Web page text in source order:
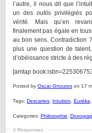
l’autre, il nous dit que
un des outils privilégiés
vérité. Mais qu’en
finalement pas égale en
au bon sens. Contradiction
plus une question de
d’obéissance stricte à des
[amtap
Posted by Oscar Gnouros on 17
Tags: Descartes Intuition Euréka
Categories: Philosophie
3 Responses